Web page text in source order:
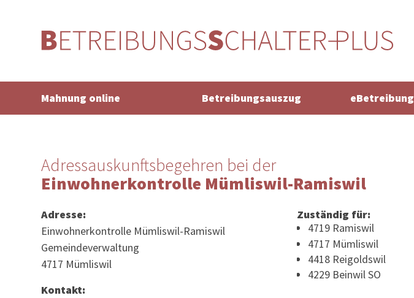
Mahnung online Betreibungsauszug eBetreibung
Adressauskunftsbegehren bei der
Einwohnerkontrolle Mümliswil-Ramiswil
Adresse:
Einwohnerkontrolle Mümliswil-Ramiswil
Gemeindeverwaltung
4717 Mümliswil
Kontakt:
Zuständig für:
4719 Ramiswil
4717 Mümliswil
4418 Reigoldswil
4229 Beinwil SO